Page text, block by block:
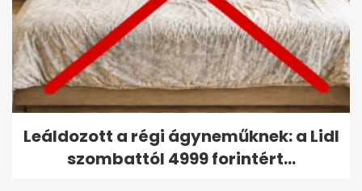
Leáldozott a régi ágyneműknek: a Lidl
szombattól 4999 forintért...